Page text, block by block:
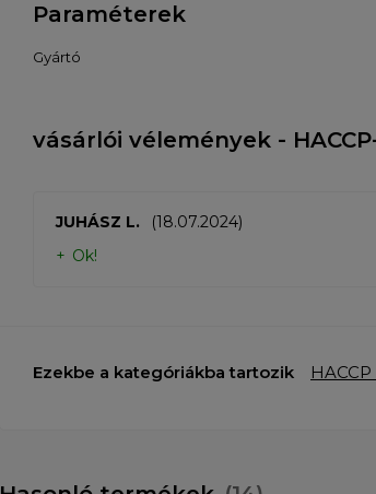
Paraméterek
Gyártó
vásárlói vélemények -
JUHÁSZ L.
(18.07.2024)
Ok!
Ezekbe a kategóriákba tartozik